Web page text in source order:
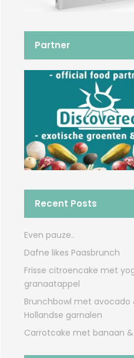
Partner
Recent Posts
Even pauze..
Dafne likes Paasbrunch
Frisse citroencake met
granaatappel
Brunchbowl met avocado
Hollandse garnalen
Carrotcake met banaan